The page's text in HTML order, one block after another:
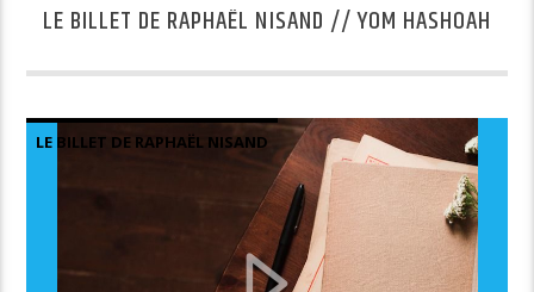
LE BILLET DE RAPHAËL NISAND // YOM HASHOAH
LE BILLET DE RAPHAËL NISAND